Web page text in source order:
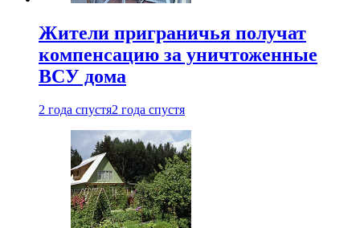
Жители приграничья получат
компенсацию за уничтоженные
ВСУ дома
2 года спустя2 года спустя